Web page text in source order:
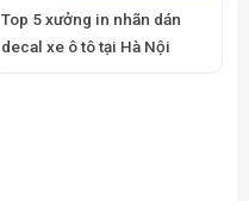
Top 5 xưởng in nhãn dán
decal xe ô tô tại Hà Nội